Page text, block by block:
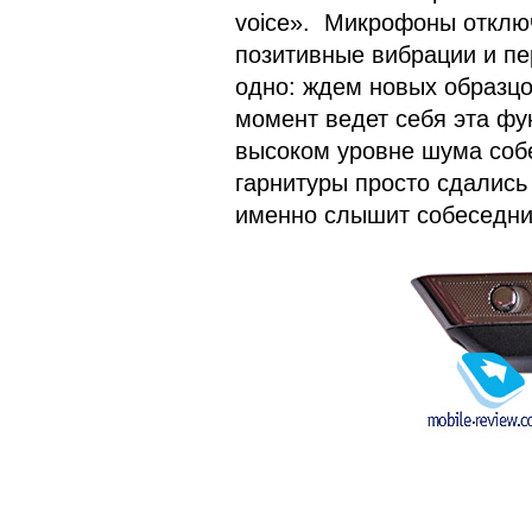
voice». Микрофоны
позитивные вибрации и
одно: ждем новых
момент ведет себя эта
высоком уровне шума
гарнитуры просто
именно слышит